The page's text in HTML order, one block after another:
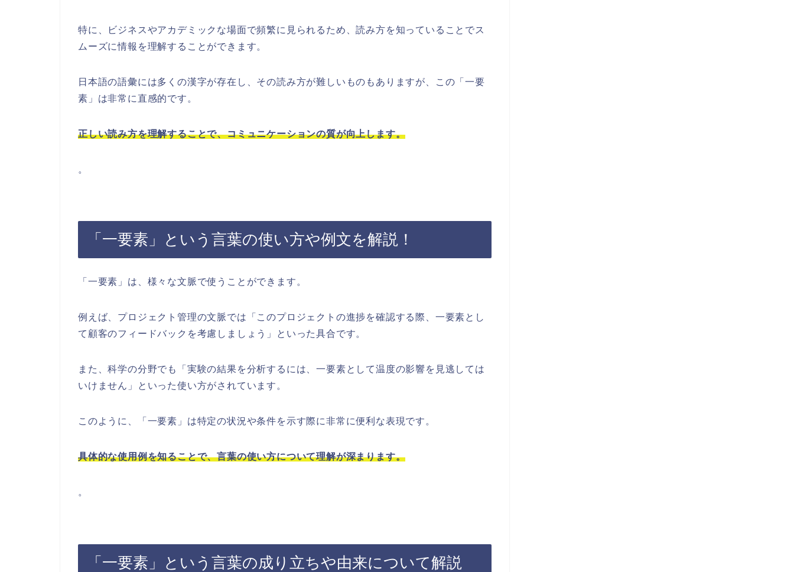
特に、ビジネスやアカデミックな場面で頻繁に見られるため、読み方を知っていることでス
ムーズに情報を理解することができます。
日本語の語彙には多くの漢字が存在し、その読み方が難しいものもありますが、この「一要
素」は非常に直感的です。
正しい読み方を理解することで、コミュニケーションの質が向上します。
。
「一要素」という言葉の使い方や例文を解説！
「一要素」は、様々な文脈で使うことができます。
例えば、プロジェクト管理の文脈では「このプロジェクトの進捗を確認する際、一要素とし
て顧客のフィードバックを考慮しましょう」といった具合です。
また、科学の分野でも「実験の結果を分析するには、一要素として温度の影響を見逃しては
いけません」といった使い方がされています。
このように、「一要素」は特定の状況や条件を示す際に非常に便利な表現です。
具体的な使用例を知ることで、言葉の使い方について理解が深まります。
。
「一要素」という言葉の成り立ちや由来について解説